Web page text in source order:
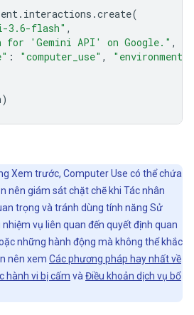
. interactions .create(
3.6-flash" ,
for 'Gemini API' on Google." ,
: "computer_use" , "environment"
)
Xem trước, Computer Use có thể chứa
nên giám sát chặt chẽ khi Tác nhân
trọng và tránh dùng tính năng Sử
vụ liên quan đến quyết định quan
những hành động mà không thể khắc
nên xem Các phương pháp hay nhất về
hành vi bị cấm và Điều khoản dịch vụ bổ